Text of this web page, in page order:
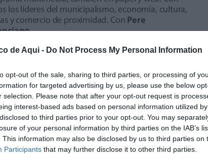
de Aqui - Do Not Process My Personal Information
opt-out of the sale, sharing to third parties, or processing of
for targeted advertising by us, please use the below
selection. Please note that after your opt-out request is
interest-based ads based on personal information utilized
to third parties prior to your opt-out. You may
of your personal information by third parties on the IAB’s
This information may also be disclosed by us to third parties on
Participants that may further disclose it to other third parties.
los líderes del municipalismo, economía, cultura,
y comercio de proximidad. Con Pere
.